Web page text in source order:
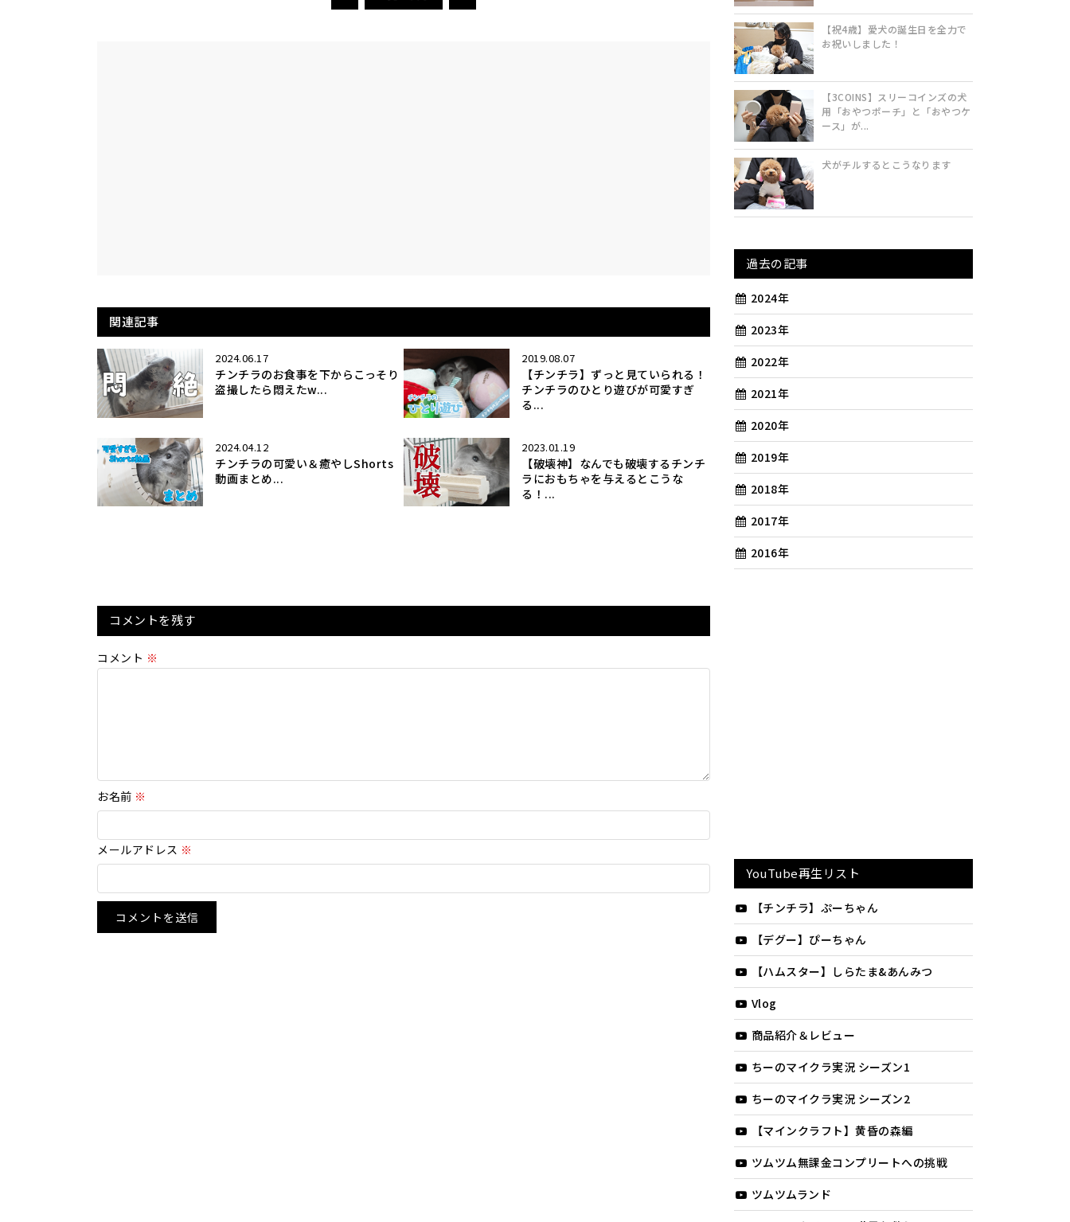
関連記事
2024.06.17
チンチラのお食事を下からこっそり
盗撮したら悶えたw...
2019.08.07
【チンチラ】ずっと見ていられる！
チンチラのひとり遊びが可愛すぎ
る...
2024.04.12
チンチラの可愛い＆癒やしShorts
動画まとめ...
2023.01.19
【破壊神】なんでも破壊するチンチ
ラにおもちゃを与えるとこうな
る！...
コメントを残す
コメント ※
お名前 ※
メールアドレス ※
【祝4歳】愛犬の誕生日を全力で
お祝いしました！
【3COINS】スリーコインズの犬
用「おやつポーチ」と「おやつケ
ース」が...
犬がチルするとこうなります
過去の記事
2024年
2023年
2022年
2021年
2020年
2019年
2018年
2017年
2016年
YouTube再生リスト
【チンチラ】ぷーちゃん
【デグー】ぴーちゃん
【ハムスター】しらたま&あんみつ
Vlog
商品紹介＆レビュー
ちーのマイクラ実況 シーズン1
ちーのマイクラ実況 シーズン2
【マインクラフト】黄昏の森編
ツムツム無課金コンプリートへの挑戦
ツムツムランド